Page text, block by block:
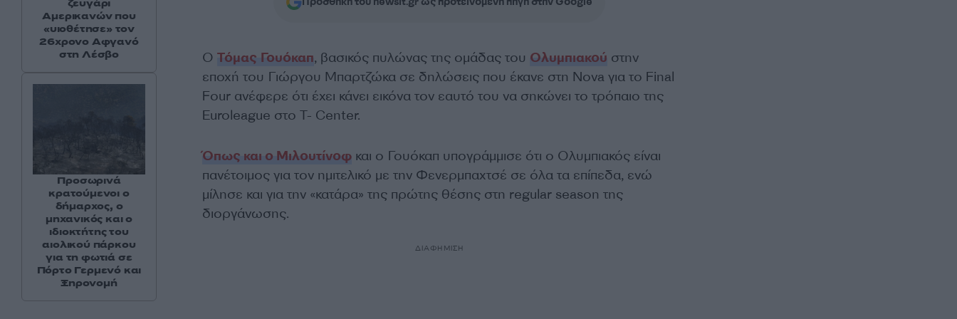
Ο Τόμας Γουόκαπ, βασικός πυλώνας της ομάδας του Ολυμπιακού στην
εποχή του Γιώργου Μπαρτζώκα σε δηλώσεις που έκανε στη Nova για το Final
Four ανέφερε ότι έχει κάνει εικόνα τον εαυτό του να σηκώνει το τρόπαιο της
Euroleague στο T- Center.
Όπως και ο Μιλουτίνοφκαι ο Γουόκαπ υπογράμμισε ότι ο Ολυμπιακός είναι
πανέτοιμος για τον ημιτελικό με την Φενερμπαχτσέ σε όλα τα επίπεδα, ενώ
μίλησε και για την «κατάρα» της πρώτης θέσης στη regular season της
διοργάνωσης.
ΔΙΑΦΗΜΙΣΗ
ζευγάρι
Αμερικανών που
«υιοθέτησε» τον
26χρονο Αφγανό
στη Λέσβο
Προσωρινά
κρατούμενοι ο
δήμαρχος, ο
μηχανικός και ο
ιδιοκτήτης του
αιολικού πάρκου
για τη φωτιά σε
Πόρτο Γερμενό και
Ξηρονομή